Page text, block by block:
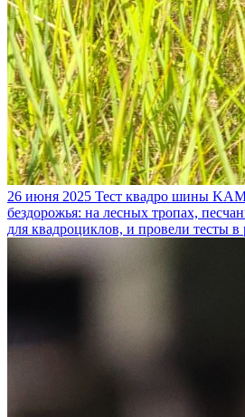
26 июня 2025 Тест квадро шины
бездорожья: на лесных тропах,
для квадроциклов, и провели тесты